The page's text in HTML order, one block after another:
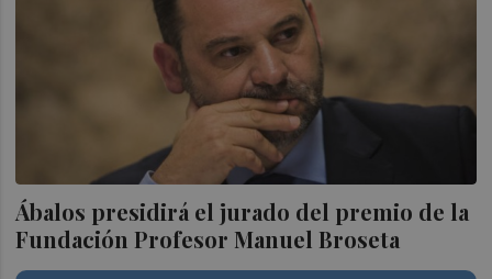
Ábalos presidirá el jurado del premio de la
Fundación Profesor Manuel Broseta